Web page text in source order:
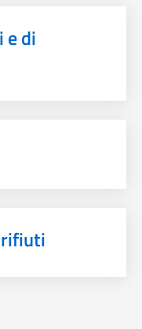
di
rifiuti